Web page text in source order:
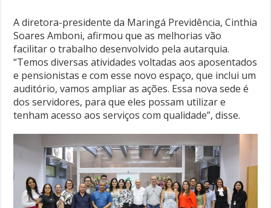
A diretora-presidente da Maringá Previdência, Cinthia
Soares Amboni, afirmou que as melhorias vão
facilitar o trabalho desenvolvido pela autarquia.
“Temos diversas atividades voltadas aos aposentados
e pensionistas e com esse novo espaço, que inclui um
auditório, vamos ampliar as ações. Essa nova sede é
dos servidores, para que eles possam utilizar e
tenham acesso aos serviços com qualidade”, disse.